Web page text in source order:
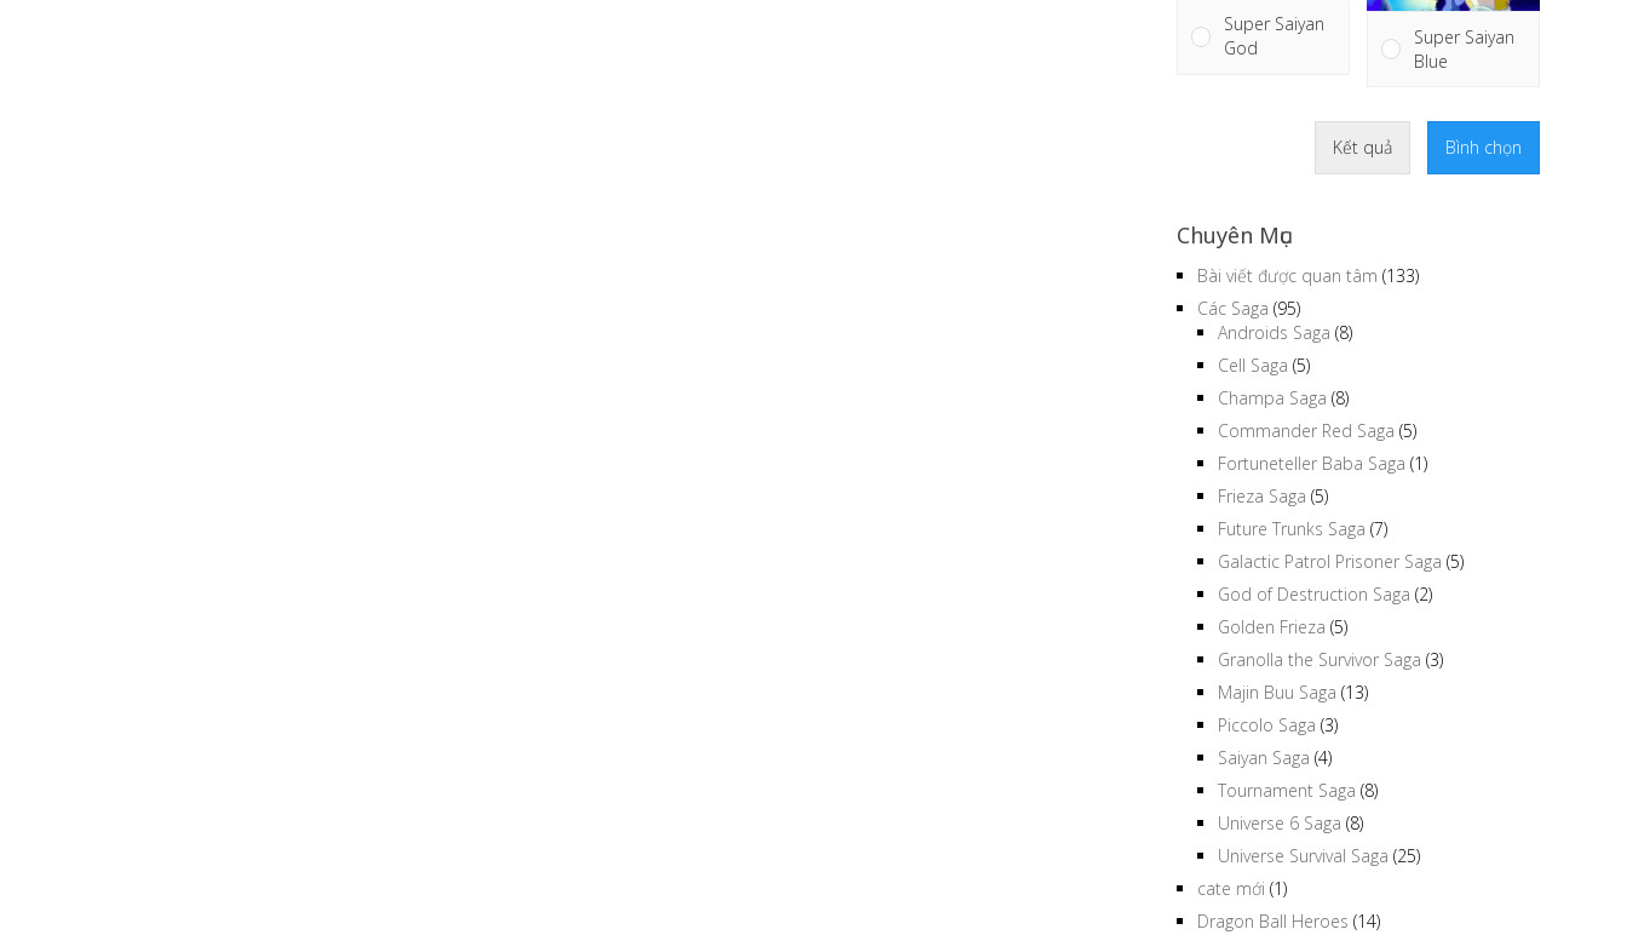
Super Saiyan
God
Super Saiyan
Blue
Kết quả Bình chọn
Chuyên Mục
Bài viết được quan tâm (133)
Các Saga (95)
Androids Saga (8)
Cell Saga (5)
Champa Saga (8)
Commander Red Saga (5)
Fortuneteller Baba Saga (1)
Frieza Saga (5)
Future Trunks Saga (7)
Galactic Patrol Prisoner Saga (5)
God of Destruction Saga (2)
Golden Frieza (5)
Granolla the Survivor Saga (3)
Majin Buu Saga (13)
Piccolo Saga (3)
Saiyan Saga (4)
Tournament Saga (8)
Universe 6 Saga (8)
Universe Survival Saga (25)
cate mới (1)
Dragon Ball Heroes (14)